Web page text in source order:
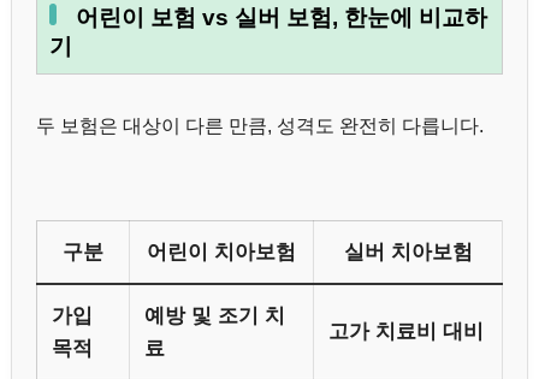
어린이 보험 vs 실버 보험, 한눈에 비교하
기
두 보험은 대상이 다른 만큼, 성격도 완전히 다릅니다.
구분 어린이 치아보험 실버 치아보험
가입
목적
예방 및 조기 치
료
고가 치료비 대비